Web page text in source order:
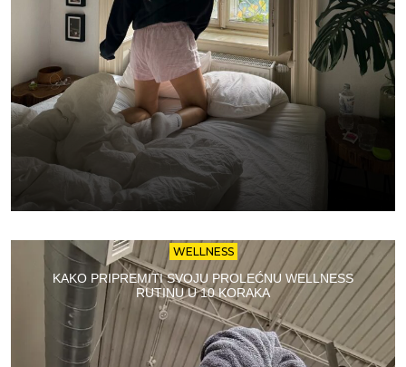
WELLNESS
KAKO PRIPREMITI SVOJU PROLEĆNU WELLNESS
RUTINU U 10 KORAKA